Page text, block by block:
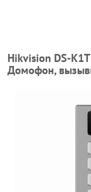
Hikvision DS-
Домофон,